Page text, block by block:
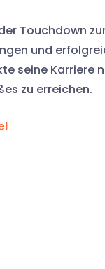
Touchdown
und
seine Karriere
zu erreichen.